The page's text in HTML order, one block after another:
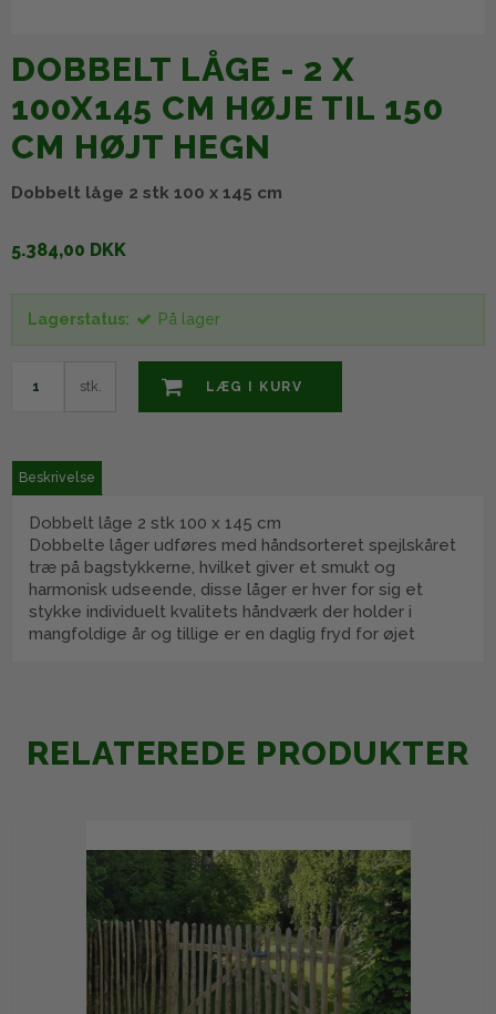
DOBBELT LÅGE - 2 X
100X145 CM HØJE TIL 150
CM HØJT HEGN
Dobbelt låge 2 stk 100 x 145 cm
5.384,00 DKK
Lagerstatus: På lager
stk. LÆG I KURV
Beskrivelse
Dobbelt låge 2 stk 100 x 145 cm
Dobbelte låger udføres med håndsorteret spejlskåret
træ på bagstykkerne, hvilket giver et smukt og
harmonisk udseende, disse låger er hver for sig et
stykke individuelt kvalitets håndværk der holder i
mangfoldige år og tillige er en daglig fryd for øjet
RELATEREDE PRODUKTER